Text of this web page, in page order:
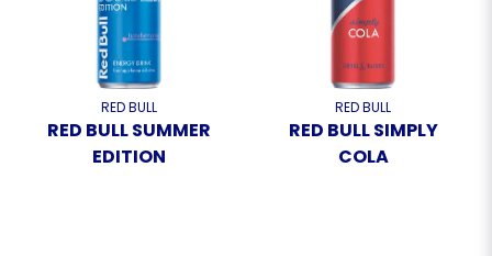
RED BULL
RED BULL SUMMER
EDITION
RED BULL
RED BULL SIMPLY
COLA